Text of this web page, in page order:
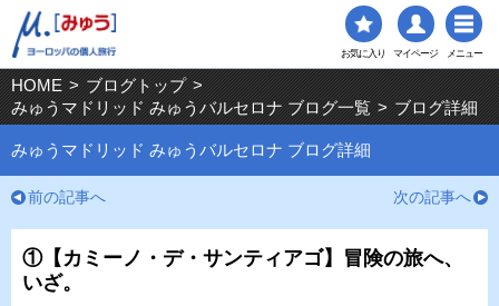
お気に入り マイページ メニュー
HOME > ブログトップ >
みゅうマドリッド みゅうバルセロナ ブログ一覧 > ブログ詳細
みゅうマドリッド みゅうバルセロナ ブログ詳細
前の記事へ 次の記事へ
①【カミーノ・デ・サンティアゴ】冒険の旅へ、
いざ。